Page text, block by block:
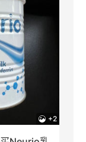
+2
动什么时候
黑五